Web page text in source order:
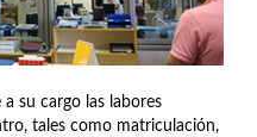
su cargo las labores
tales como matriculación,